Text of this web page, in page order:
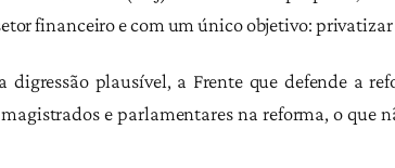
financeiro e com um único objetivo: privatizar
plausível, a Frente que defende a
e parlamentares na reforma, o que